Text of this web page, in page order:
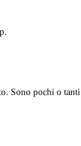
Sono pochi o